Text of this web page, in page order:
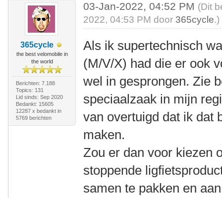
365cycle
the best velomobile in
the world
Berichten: 7.188
Topics: 131
Lid sinds: Sep 2020
Bedankt: 15605
12287 x bedankt in
5769 berichten
03-Jan-2022, 04:52 PM (Dit
2022, 04:53 PM door 365cycle.)
Als ik supertechnisch
(M/V/X) had die er ook
wel in gesprongen. Zie
speciaalzaak in mijn
van overtuigd dat ik dat
maken.
Zou er dan voor kiezen
stoppende
samen te pakken en